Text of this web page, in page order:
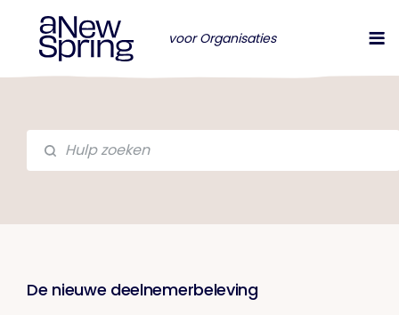
voor Organisaties
De nieuwe deelnemerbeleving